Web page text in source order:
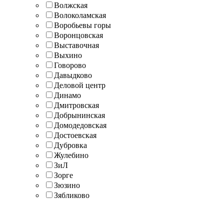
Волжская
Волоколамская
Воробьевы горы
Воронцовская
Выставочная
Выхино
Говорово
Давыдково
Деловой центр
Динамо
Дмитровская
Добрынинская
Домодедовская
Достоевская
Дубровка
Жулебино
ЗиЛ
Зорге
Зюзино
Зябликово